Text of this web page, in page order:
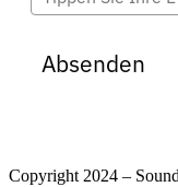
Absenden
Copyright 2024 –